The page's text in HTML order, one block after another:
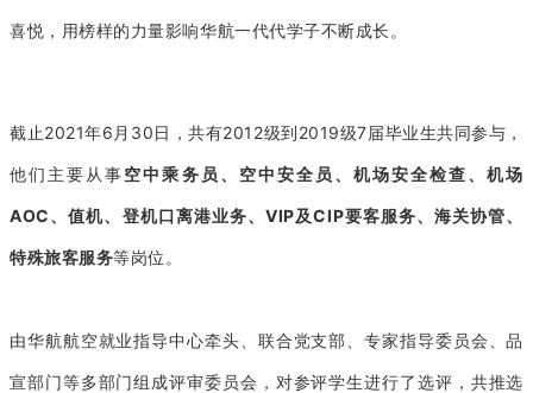
喜悦，用榜样的力量影响华航一代代学子不断成长。
截止2021年6月30日，共有2012级到2019级7届毕业生共同参与，
他们主要从事空中乘务员、空中安全员、机场安全检查、机场
AOC、值机、登机口离港业务、VIP及CIP要客服务、海关协管、
特殊旅客服务等岗位。
由华航航空就业指导中心牵头、联合党支部、专家指导委员会、品
宣部门等多部门组成评审委员会，对参评学生进行了选评，共推选